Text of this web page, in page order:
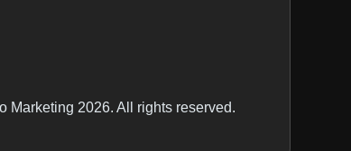
Marketing 2026. All rights reserved.